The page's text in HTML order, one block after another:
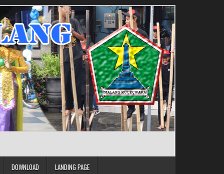
DOWNLOAD LANDING PAGE